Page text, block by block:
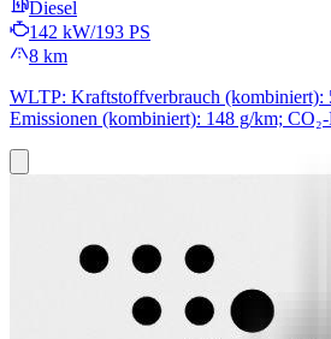
Diesel
142 kW/193 PS
8 km
WLTP: Kraftstoffverbrauch (kombiniert):
Emissionen (kombiniert): 148 g/km;